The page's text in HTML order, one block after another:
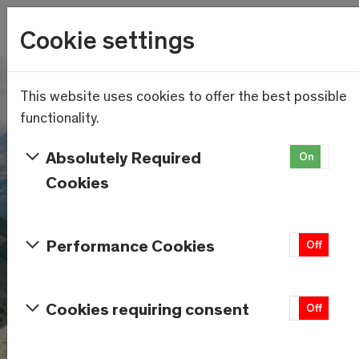
Skip to main content
14.6°C
Wetter
Cookie settings
This website uses cookies to offer the best possible
functionality.
Absolutely Required
Cookies
On
Performance Cookies Off
Cookies requiring consent Off